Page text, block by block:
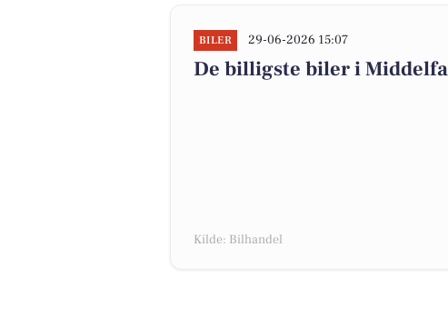
BILER 29-06-2026 15:07
De billigste biler i
Kilde: Bilhandel